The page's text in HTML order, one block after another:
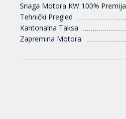
Snaga Motora KW 100% Premija
Tehnički Pregled
Kantonalna Taksa
Zapremina Motora: